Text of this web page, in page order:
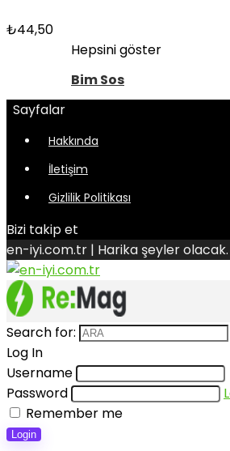
₺44,50
Hepsini göster
Bim Sos
Sayfalar
Hakkında
İletişim
Gizlilik Politikası
Bizi takip et
en-iyi.com.tr | Harika şeyler olacak.
Search for:
Log In
Username
Password
Remember me
Login